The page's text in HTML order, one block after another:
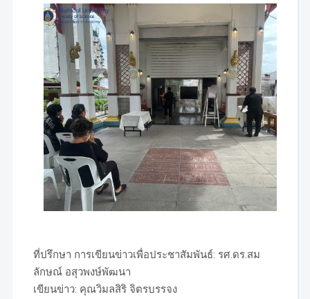
ที่ปรึกษา การเขียนข่าวเพื่อประชาสัมพันธ์: รศ.ดร.สม
ลักษณ์ อสุวพงษ์พัฒนา
เขียนข่าว: คุณวิมลสิริ จิตรบรรจง